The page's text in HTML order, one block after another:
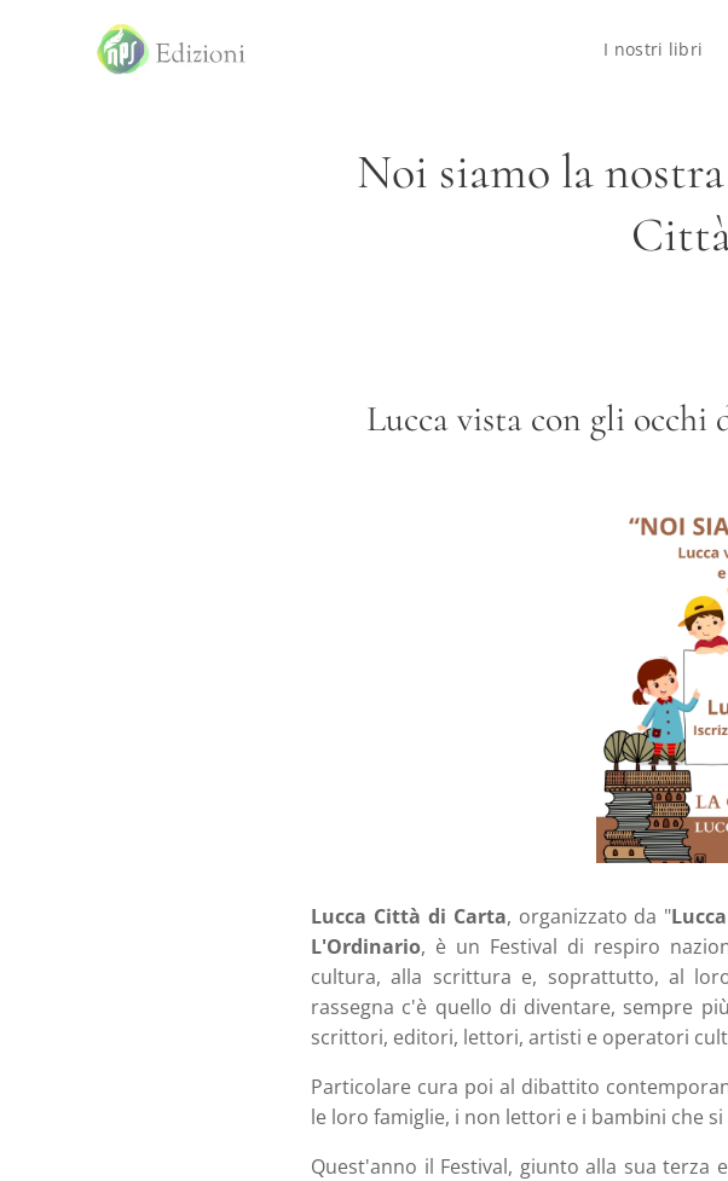
I nostri libri
Noi siamo la
Lucca vista con gli
Lucca Città di Carta, organizzato da "
L'Ordinario, è un Festival di respiro
cultura, alla scrittura e, soprattutto, al
rassegna c'è quello di diventare, sempre
scrittori, editori, lettori, artisti e operatori
Particolare cura poi al dibattito
le loro famiglie, i non lettori e i bambini che
Quest'anno il Festival, giunto alla sua terza